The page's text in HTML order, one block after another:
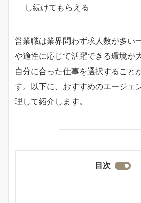
し続けてもらえる
営業職は業界問わず求人数が多い
や適性に応じて活躍できる環境が
自分に合った仕事を選択すること
す。以下に、おすすめのエージェ
理して紹介します。
目次